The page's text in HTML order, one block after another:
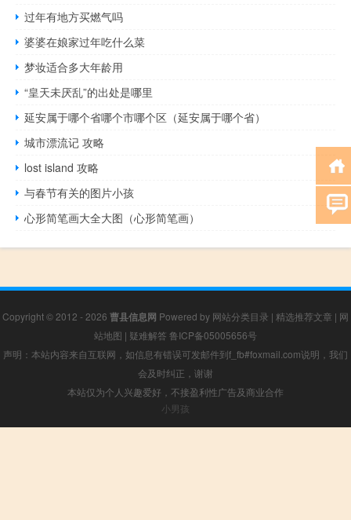
过年有地方买燃气吗
婆婆在娘家过年吃什么菜
梦妆适合多大年龄用
“皇天未厌乱”的出处是哪里
延安属于哪个省哪个市哪个区（延安属于哪个省）
城市漂流记 攻略
lost island 攻略
与春节有关的图片小孩
心形简笔画大全大图（心形简笔画）
Copyright © 2012 - 2026 曹县信息网 Powered by 网站分类目录 | 精选推荐文章 | 网
站地图 | 疑难解答 鲁ICP备05005656号
声明：本站内容来自互联网，如信息有错误可发邮件到f_fb#foxmail.com说明，我们
会及时纠正，谢谢
本站仅为个人兴趣爱好，不接盈利性广告及商业合作
小男孩